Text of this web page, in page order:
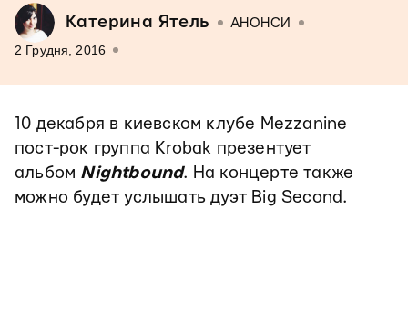
Катерина Ятель АНОНСИ
2 Грудня, 2016
10 декабря в киевском клубе Mezzanine
пост-рок группа Krobak презентует
альбом Nightbound. На концерте также
можно будет услышать дуэт Big Second.